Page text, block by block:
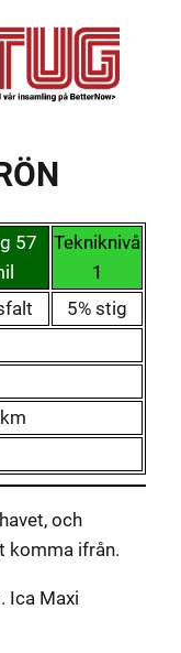
57
Tekniknivå
1
5% stig
och
komma ifrån.
Ica Maxi